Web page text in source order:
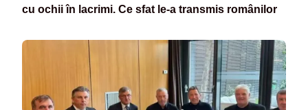
cu ochii în lacrimi. Ce sfat le-a transmis românilor